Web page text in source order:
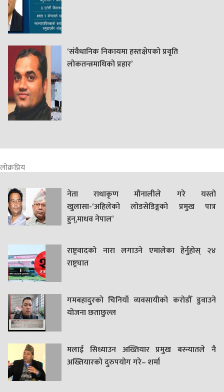
‘संवैधानिक निकायमा हस्तक्षेपको प्रवृति
लोकतन्त्रमाथिको प्रहार’
लोक्रप्रिय
नेता राधाकृण मौनालीले गरे यस्तो
खुलासा-‘अहिलेको लोडसेडिङ्गको प्रमुख पात्र
हुन्,माधव नेपाल’
राष्ट्रवादको नारा लगाउने एमालेका हेर्नुहोस् २४
राष्ट्रघात
गमबहादुरकाे चिनियाँ व्यवसायीको करोडौँ डुवाउने
याेजना छताछुल्ल
मलाई सिध्याउन अख्तियार प्रमुख बस्न्यातले नै
अख्तियारको दुरुपयोग गरे– शर्मा